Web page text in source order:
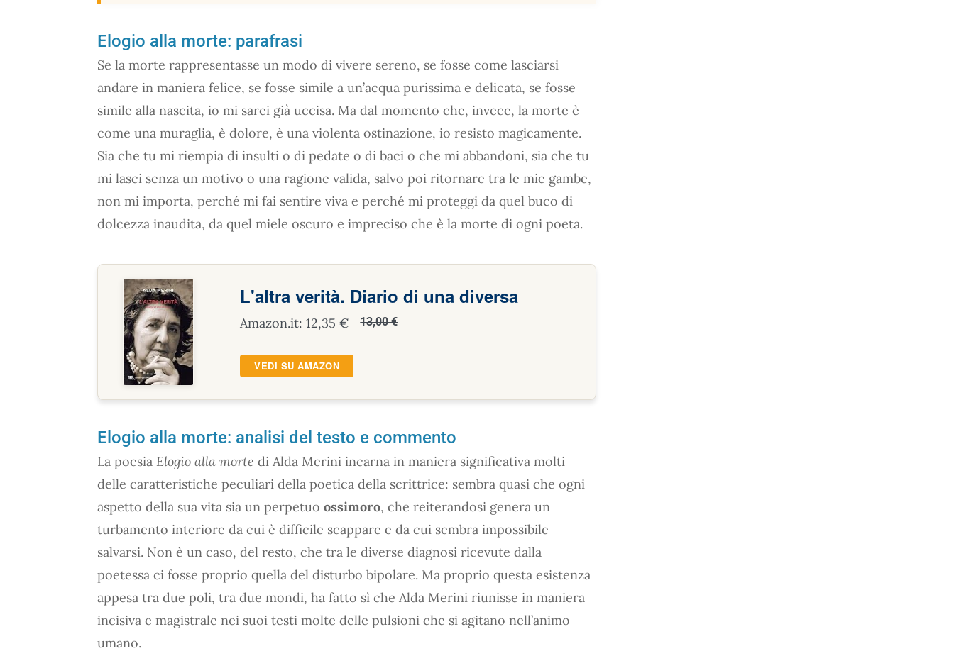
Elogio alla morte: parafrasi
Se la morte rappresentasse un modo di vivere sereno, se fosse come lasciarsi
andare in maniera felice, se fosse simile a un’acqua purissima e delicata, se fosse
simile alla nascita, io mi sarei già uccisa. Ma dal momento che, invece, la morte è
come una muraglia, è dolore, è una violenta ostinazione, io resisto magicamente.
Sia che tu mi riempia di insulti o di pedate o di baci o che mi abbandoni, sia che tu
mi lasci senza un motivo o una ragione valida, salvo poi ritornare tra le mie gambe,
non mi importa, perché mi fai sentire viva e perché mi proteggi da quel buco di
dolcezza inaudita, da quel miele oscuro e impreciso che è la morte di ogni poeta.
L'altra verità. Diario di una diversa
Amazon.it: 12,35 € 13,00 €
VEDI SU AMAZON
Elogio alla morte: analisi del testo e commento
La poesia Elogio alla morte di Alda Merini incarna in maniera significativa molti
delle caratteristiche peculiari della poetica della scrittrice: sembra quasi che ogni
aspetto della sua vita sia un perpetuo ossimoro, che reiterandosi genera un
turbamento interiore da cui è difficile scappare e da cui sembra impossibile
salvarsi. Non è un caso, del resto, che tra le diverse diagnosi ricevute dalla
poetessa ci fosse proprio quella del disturbo bipolare. Ma proprio questa esistenza
appesa tra due poli, tra due mondi, ha fatto sì che Alda Merini riunisse in maniera
incisiva e magistrale nei suoi testi molte delle pulsioni che si agitano nell’animo
umano.